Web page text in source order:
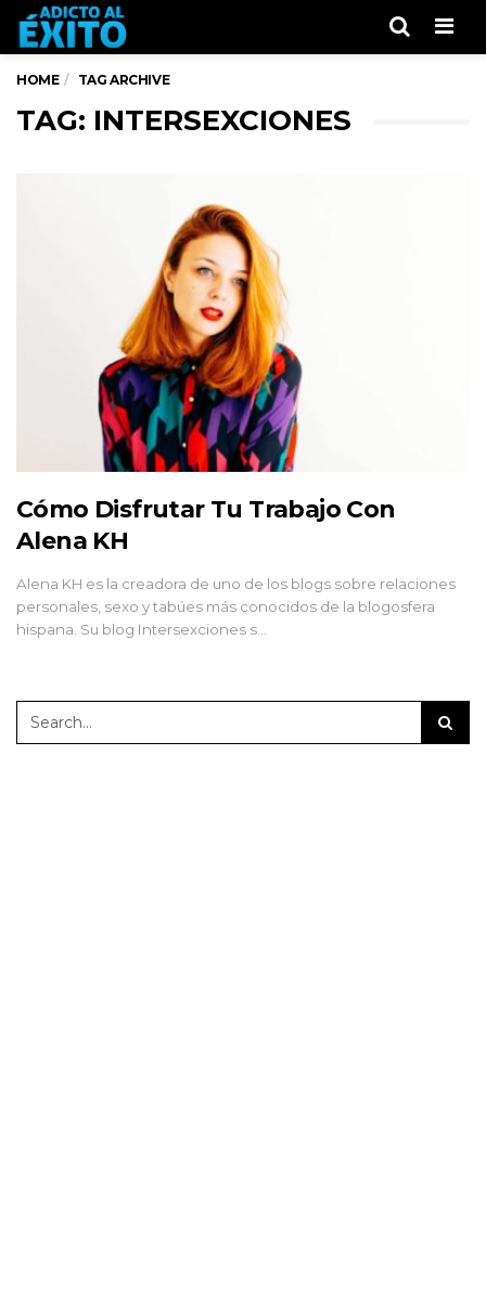
HOME TAG ARCHIVE
TAG: INTERSEXCIONES
Cómo Disfrutar Tu Trabajo Con
Alena KH
Alena KH es la creadora de uno de los blogs sobre relaciones
personales, sexo y tabúes más conocidos de la blogosfera
hispana. Su blog Intersexciones s…